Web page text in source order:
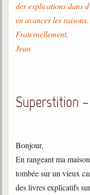
Enregistrements
Cours dispensés au Centre
Consultez les
Posez votre
des explications dans
en avancer les raisons.
Fraternellement,
Jean
Superstition
Bonjour,
En rangeant ma
tombée sur un vieux
des livres explicatifs